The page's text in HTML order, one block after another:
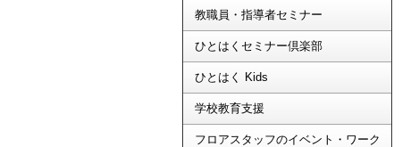
教職員・指導者セミナー
ひとはくセミナー倶楽部
ひとはく Kids
学校教育支援
フロアスタッフのイベント・ワーク